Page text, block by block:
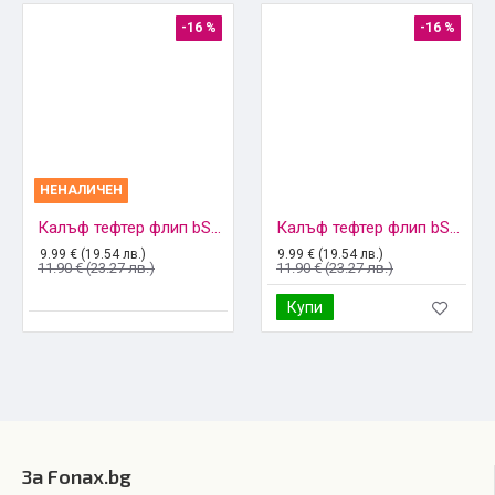
-16 %
НЕНАЛИЧЕН
Калъф тефтер флип bSmart Magnetic Book страничен, За Samsung Galaxy S22 5G (S901B), Черен
9.99 € (19.54 лв.)
11.90 € (23.27 лв.)
-16 %
Калъф тефтер флип bSmart Magnetic Book страничен, За Samsung Galaxy S22 Plus 5G (S906B), Черен
9.99 € (19.54 лв.)
11.90 € (23.27 лв.)
Купи
За Fonax.bg